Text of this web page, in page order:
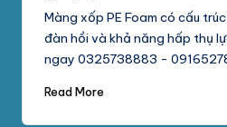
Màng xốp PE Foam có cấu
đàn hồi và khả năng hấp thụ
ngay 0325738883 -
Read More